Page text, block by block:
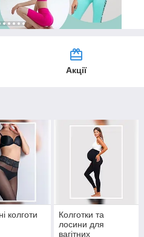
Акції
колготи
Колготки та
лосини для
вагітних